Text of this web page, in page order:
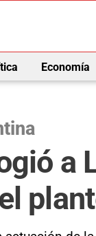
Economía
a